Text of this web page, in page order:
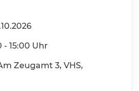
- 15:00 Uhr
Zeugamt 3, VHS,